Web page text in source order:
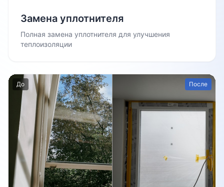
Замена уплотнителя
Полная замена уплотнителя для улучшения
теплоизоляции
До После